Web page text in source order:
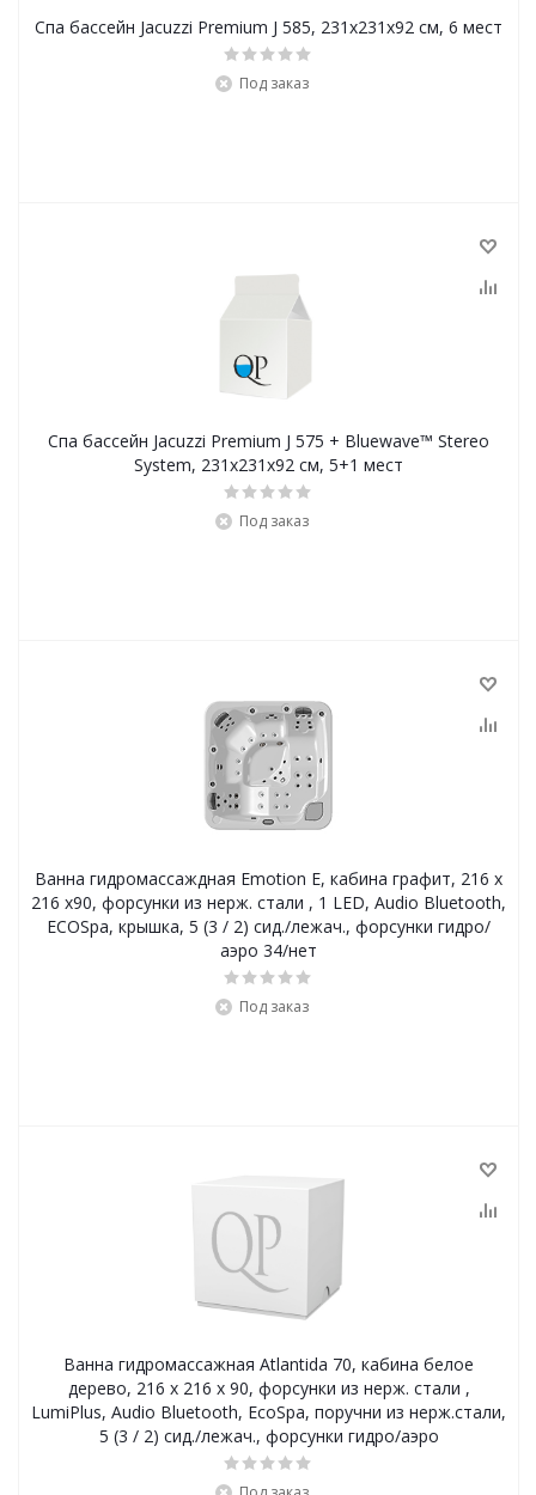
Спа бассейн Jacuzzi Premium J 585, 231x231х92 см, 6 мест
Под заказ
Спа бассейн Jacuzzi Premium J 575 + Bluewave™ Stereo
System, 231x231х92 см, 5+1 мест
Под заказ
Ванна гидромассаждная Emotion E, кабина графит, 216 х
216 х90, форсунки из нерж. стали , 1 LED, Audio Bluetooth,
ECOSpa, крышка, 5 (3 / 2) сид./лежач., форсунки гидро/
аэро 34/нет
Под заказ
Ванна гидромассажная Atlantida 70, кабина белое
дерево, 216 x 216 x 90, форсунки из нерж. стали ,
LumiPlus, Audio Bluetooth, EcoSpa, поручни из нерж.стали,
5 (3 / 2) сид./лежач., форсунки гидро/аэро